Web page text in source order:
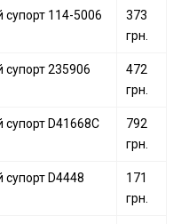
супорт 260904
супорт 114-5006
373
грн.
супорт 235906
472
грн.
супорт D41668C
792
грн.
супорт D4448
171
грн.